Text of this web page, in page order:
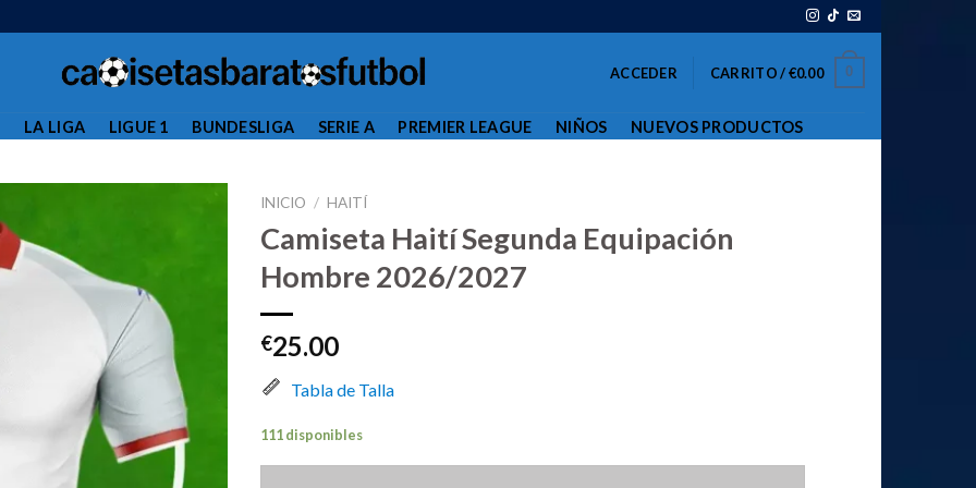
ACCEDER CARRITO /€0.00 0
LA LIGA LIGUE 1 BUNDESLIGA SERIE A PREMIER LEAGUE NIÑOS NUEVOS PRODUCTOS
INICIO / HAITÍ
Camiseta Haití Segunda Equipación
Hombre 2026/2027
€25.00
Tabla de Talla
111 disponibles